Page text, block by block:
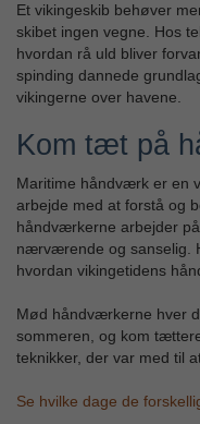
Et vikingeskib behøver
skibet ingen vegne. Hos
hvordan rå uld bliver
spinding dannede
vikingerne over havene.
Kom tæt på
Maritime håndværk er en
arbejde med at forstå og
håndværkerne arbejder
nærværende og sanselig.
hvordan vikingetidens
Mød håndværkerne hver
sommeren, og kom
teknikker, der var med til
Se hvilke dage de